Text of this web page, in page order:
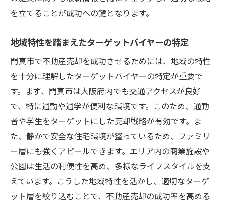
を立てることが成功への鍵となります。
地域特性を踏まえたターゲットバイヤーの特定
門真市で不動産売却を成功させるためには、地域の特性
を十分に理解したターゲットバイヤーの特定が重要で
す。まず、門真市は大阪府内でも交通アクセスが良好
で、特に通勤や通学が便利な環境です。このため、通勤
者や学生をターゲットにした売却戦略が有効です。ま
た、静かで安全な住宅環境が整っているため、ファミリ
ー層にも強くアピールできます。エリア内の商業施設や
公園は生活の利便性を高め、多様なライフスタイルを支
えています。こうした地域特性を活かし、適切なターゲ
ット層を絞り込むことで、不動産売却の成功率を高める